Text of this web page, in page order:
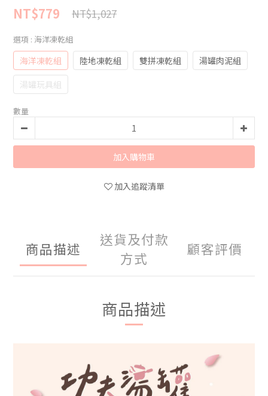
NT$1,027
NT$779
選項 : 海洋凍乾組
海洋凍乾組 陸地凍乾組 雙拼凍乾組
湯罐肉泥組
湯罐玩具組
數量
加入購物車
加入追蹤清單
商品描述
送貨及付款
方式
顧客評價
商品描述